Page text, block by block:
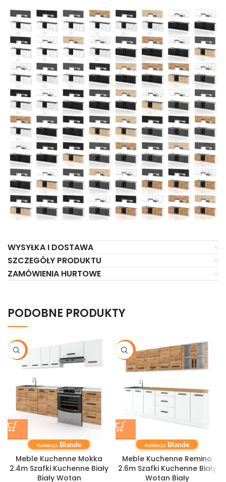
WYSYŁKA I DOSTAWA
SZCZEGÓŁY PRODUKTU
ZAMÓWIENIA HURTOWE
PODOBNE PRODUKTY
-20%
Kolekcja: Blande
Meble Kuchenne Mokka
2.4m Szafki Kuchenne Biały
Biały Wotan
-20%
Kolekcja: Blande
Meble Kuchenne Remino
2.6m Szafki Kuchenne Biały
Wotan Biały